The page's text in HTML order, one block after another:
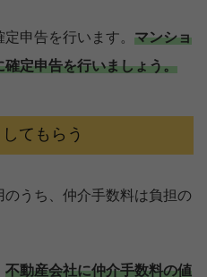
申告を行います。 マンショ
定申告を行いましょう。
てもらう
うち、仲介手数料は負担の
不動産会社に仲介手数料の値